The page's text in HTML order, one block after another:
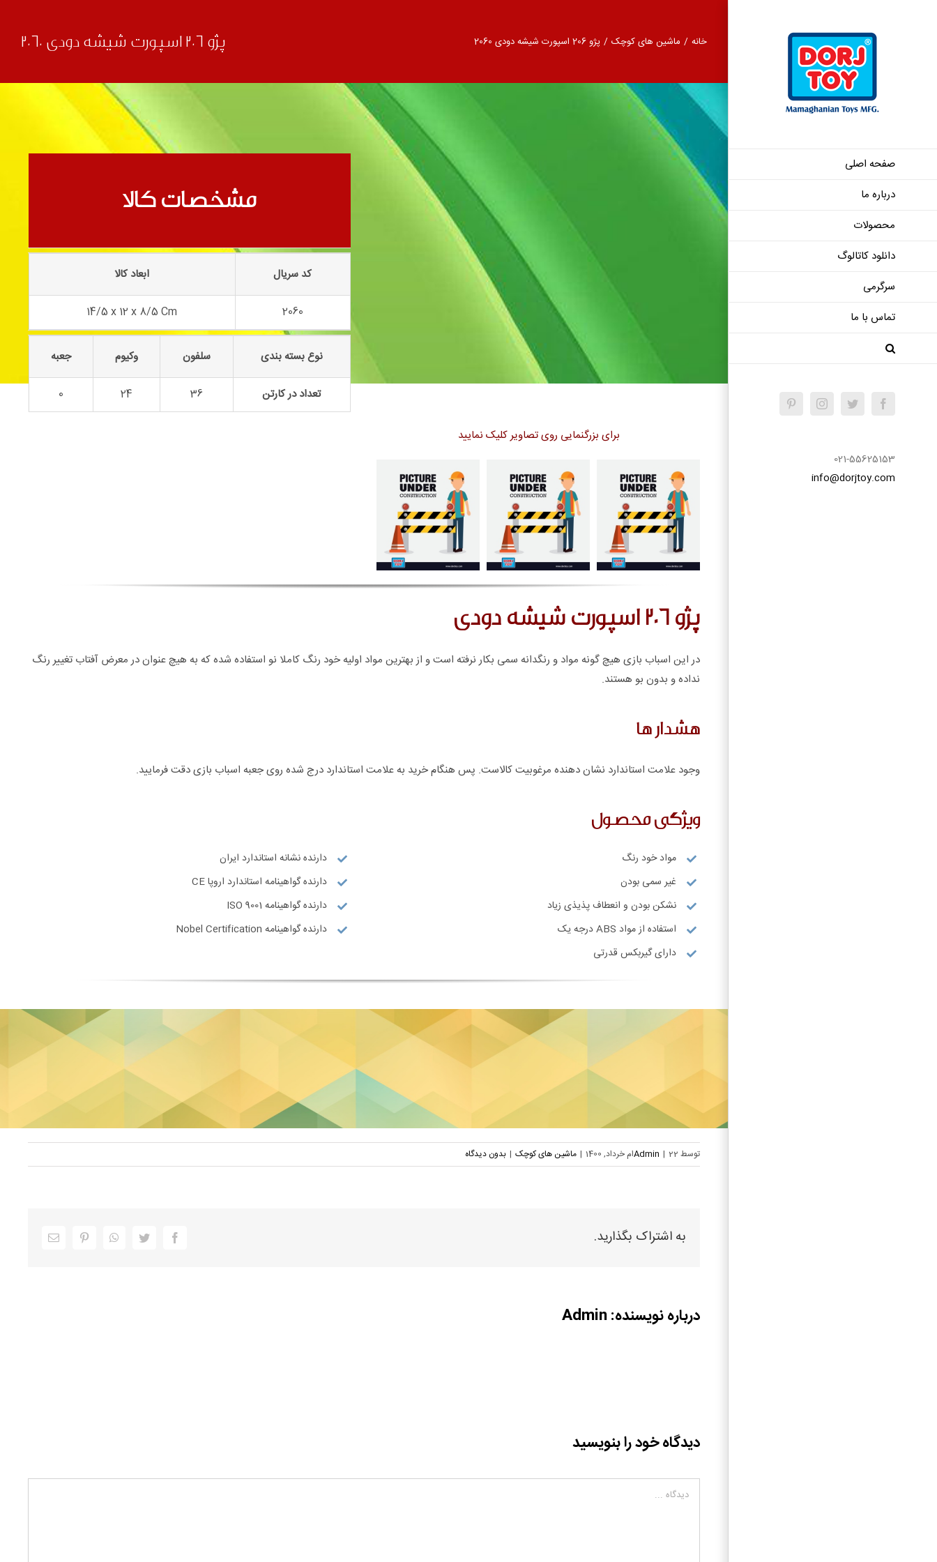
صفحه اصلی
درباره ما
محصولات
دانلود کاتالوگ
سرگرمی
تماس با ما
Facebook
Twitter
Instagram
021-55625153
info@dorjtoy.com
پژو 206 اسپورت شیشه دودی 2060 خانه / ماشین های کوچک / پژو 206 اسپورت شیشه دودی 2060
پژو 206 اسپورت شیشه دودی 2060 مشخصات کالا
کد سریال ابعاد کالا
2060
14/5 x 12 x 8/5 Cm
نوع بسته بندی سلفون وکیوم جعبه
تعداد در کارتن 36
24
0
برای بزرگنمایی روی تصاویر کلیک نمایید
پژو 206 اسپورت شیشه دودی
در این اسباب بازی هیچ گونه مواد و رنگدانه سمی بکار نرفته است و از بهترین مواد اولیه خود رنگ کاملا نو استفاده شده که به هیچ عنوان در معرض آفتاب تغییر رنگ
نداده و بدون بو هستند.
هشدار ها
وجود علامت استاندارد نشان دهنده مرغوبیت کالاست. پس هنگام خرید به علامت استاندارد درج شده روی جعبه اسباب بازی دقت فرمایید.
ویژگی محصول
مواد خود رنگ
غیر سمی بودن
نشکن بودن و انعطاف پذیذی زیاد
استفاده از مواد ABS درجه یک
دارای گیربکس قدرتی
دارنده نشانه استاندارد ایران
دارنده گواهینامه استاندارد اروپا CE
دارنده گواهینامه ISO 9001
دارنده گواهینامه Nobel Certification
توسط Admin | 22ام خرداد, 1400 | ماشین های کوچک | بدون دیدگاه
به اشتراک بگذارید. Facebook
Twitter
WhatsApp
Pinterestایمیل
درباره نویسنده:Admin
دیدگاه خود را بنویسید
دیدگاه